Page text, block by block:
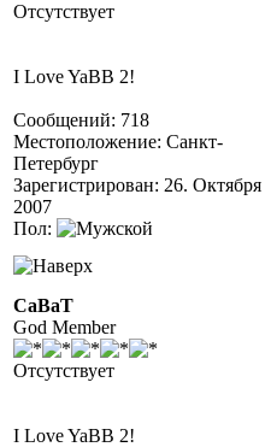
Отсутствует
I Love YaBB 2!
Сообщений: 718
Местоположение: Санкт-
Петербург
Зарегистрирован: 26. Октября
2007
Пол:
CaBaT
God Member
Отсутствует
I Love YaBB 2!